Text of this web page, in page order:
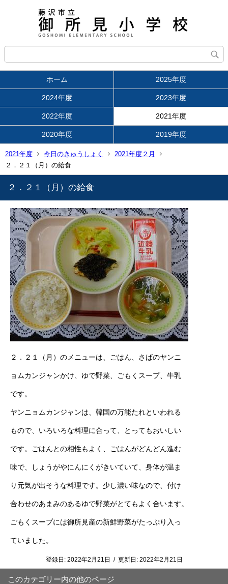
ホーム 2025年度
2024年度 2023年度
2022年度 2021年度
2020年度 2019年度
2021年度 今日のきゅうしょく
2021年度２月
２．２１（月）の給食
２．２１（月）の給食
２．２１（月）のメニューは、ごはん、さばのヤンニ
ョムカンジャンかけ、ゆで野菜、ごもくスープ、牛乳
です。
ヤンニョムカンジャンは、韓国の万能たれといわれる
もので、いろいろな料理に合って、とってもおいしい
です。ごはんとの相性もよく、ごはんがどんどん進む
味で、しょうがやにんにくがきいていて、身体が温ま
り元気が出そうな料理です。少し濃い味なので、付け
合わせのあまみのあるゆで野菜がとてもよく合います。
ごもくスープには御所見産の新鮮野菜がたっぷり入っ
ていました。
登録日: 2022年2月21日 / 更新日: 2022年2月21日
このカテゴリー内の他のページ